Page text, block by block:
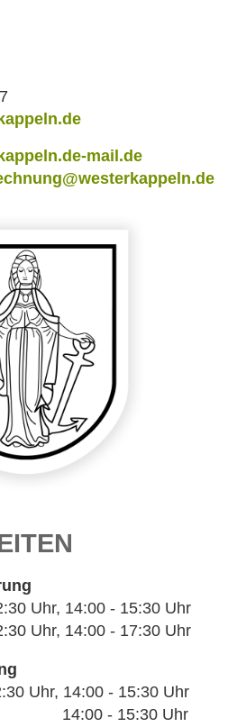
mail.de
Uhr, 14:00 - 15:30 Uhr
Uhr, 14:00 - 17:30 Uhr
Uhr, 14:00 - 15:30 Uhr
- 15:30 Uhr